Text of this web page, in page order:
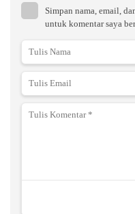
Simpan nama, email,
untuk komentar saya